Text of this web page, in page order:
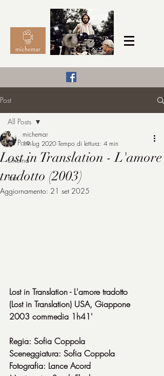
michemar
Post
All Posts
cinema
film
All Posts
Lost in Translation - L'amore
tradotto (2003)
michemar
19 lug 2020 Tempo di lettura: 4 min
Aggiornamento: 21 set 2025
Lost in Translation - L'amore tradotto
(Lost in Translation) USA, Giappone
2003 commedia 1h41'
Regia: Sofia Coppola
Sceneggiatura: Sofia Coppola
Fotografia: Lance Acord